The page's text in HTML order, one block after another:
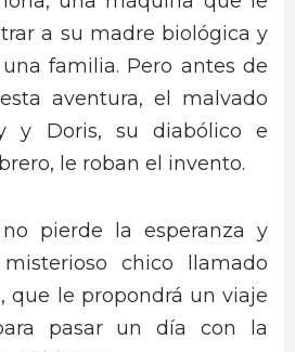
a su madre biológica y
familia. Pero antes de
aventura, el malvado
y Doris, su diabólico e
le roban el invento.
pierde la esperanza y
chico llamado
que le propondrá un viaje
pasar un día con la